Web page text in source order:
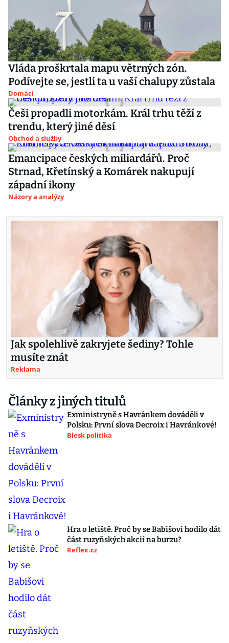
Vláda proškrtala mapu větrných zón.
Podívejte se, jestli ta u vaší chalupy zůstala
Domácí
Češi propadli motorkám. Král trhu těží z
trendu, který jiné děsí
Obchod a služby
Emancipace českých miliardářů. Proč
Strnad, Křetínský a Komárek nakupují
západní ikony
Názory a analýzy
Jak spolehlivě zakryjete šediny? Tohle
musíte znát
Reklama
Články z jiných titulů
Exministryně s Havránkem dováděli v
Polsku: První slova Decroix i Havránkové!
Blesk politika
Hra o letiště. Proč by se Babišovi hodilo dát
část ruzyňských akcií na burzu?
Reflex.cz